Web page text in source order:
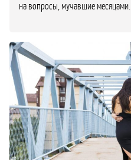
на вопросы, мучавшие месяцами.